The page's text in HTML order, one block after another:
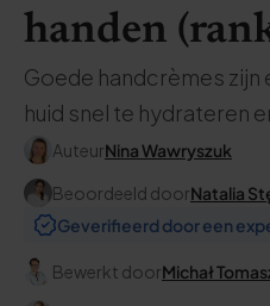
handen
Goede handcrèmes
huid snel te hydrateren
AuteurNina Wawryszuk
Beoordeeld doorNatalia
Geverifieerd door een
Bewerkt doorMichał